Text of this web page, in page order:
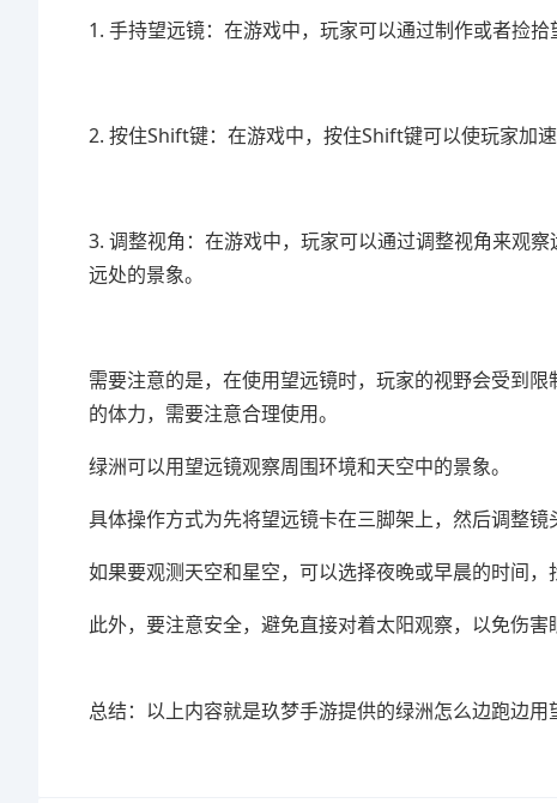
1. 手持望远镜：在游戏中，玩家可以通过制作或者捡
2. 按住Shift键：在游戏中，按住Shift键可以使玩家加
3. 调整视角：在游戏中，玩家可以通过调整视角来观
远处的景象。
需要注意的是，在使用望远镜时，玩家的视野会受到
的体力，需要注意合理使用。
绿洲可以用望远镜观察周围环境和天空中的景象。
具体操作方式为先将望远镜卡在三脚架上，然后调整镜
如果要观测天空和星空，可以选择夜晚或早晨的时间，
此外，要注意安全，避免直接对着太阳观察，以免伤害
总结：以上内容就是玖梦手游提供的绿洲怎么边跑边用